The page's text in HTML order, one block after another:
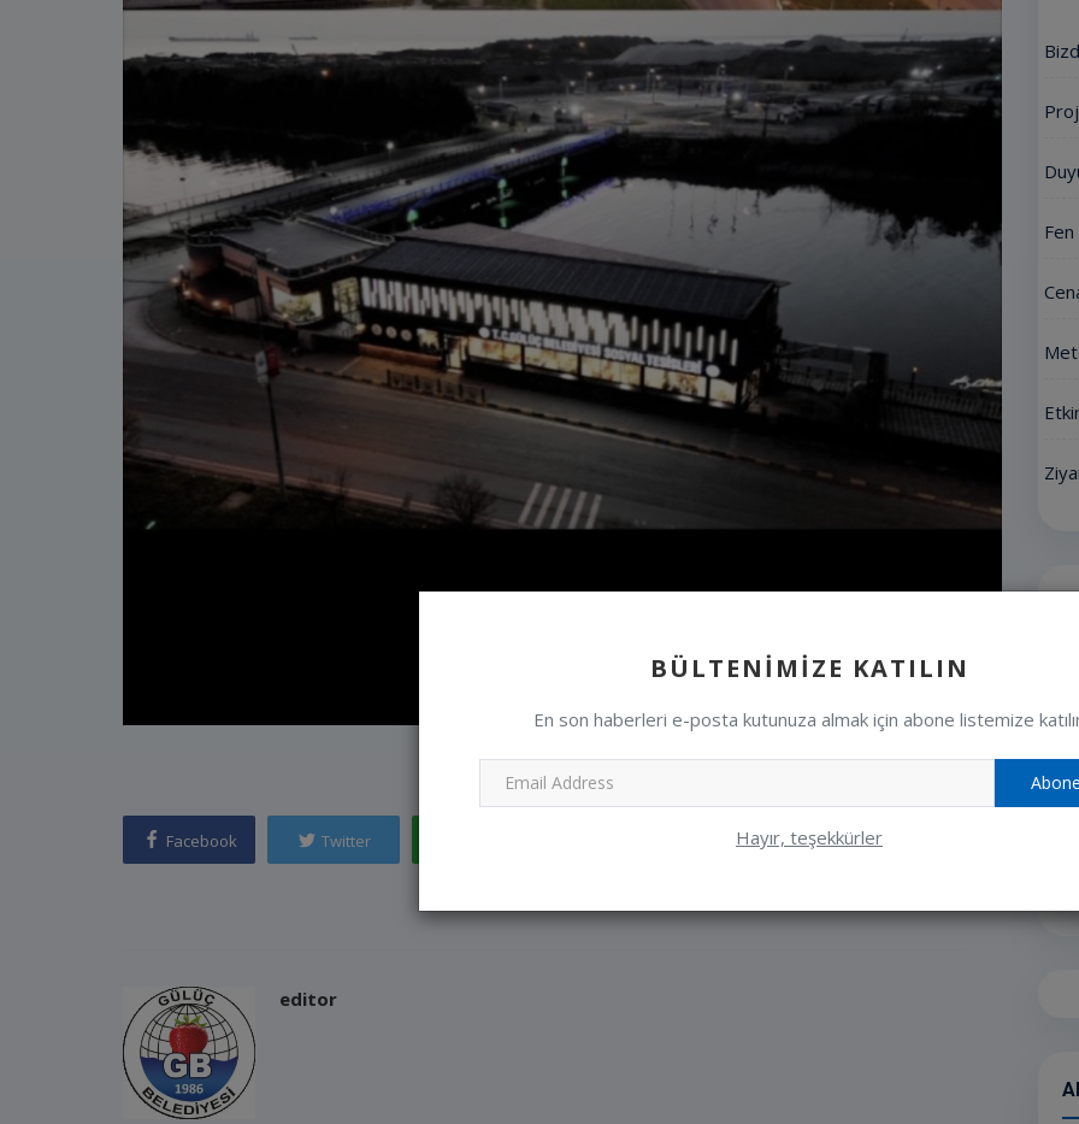
BÜLTENIMIZE KATILIN
En son haberleri e-posta kutunuza almak için abone listemize
Hayır, teşekkürler
Facebook Twitter Pinterest
editor
HAYIRLI VE BOL KAZANÇLAR
DİLERİZ...
GÜLÜÇ BELEDİYESİ SU İŞLERİ